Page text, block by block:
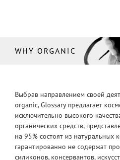
WHY ORGANIC
Выбрав направлением своей
organic, Glossary предлагает
исключительно высокого
органических средств,
на 95% состоят из натуральных
гарантированно не содержат
силиконов, консервантов,